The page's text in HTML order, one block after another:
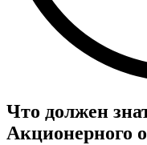
Что должен
Акционерного